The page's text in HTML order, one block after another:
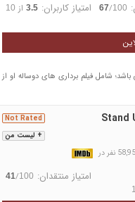
67/100 امتیاز کاربران: 3.5از 10
باشد؛ شامل فیلم برداری های دوساله او از
+ لیست من
Not Rated Stand
امتیاز منتقدان: 41/100